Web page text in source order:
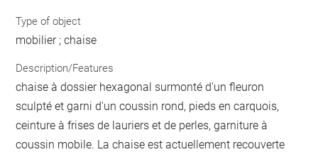
Type of object
mobilier ; chaise
Description/Features
chaise à dossier hexagonal surmonté d'un fleuron
sculpté et garni d'un coussin rond, pieds en carquois,
ceinture à frises de lauriers et de perles, garniture à
coussin mobile. La chaise est actuellement recouverte